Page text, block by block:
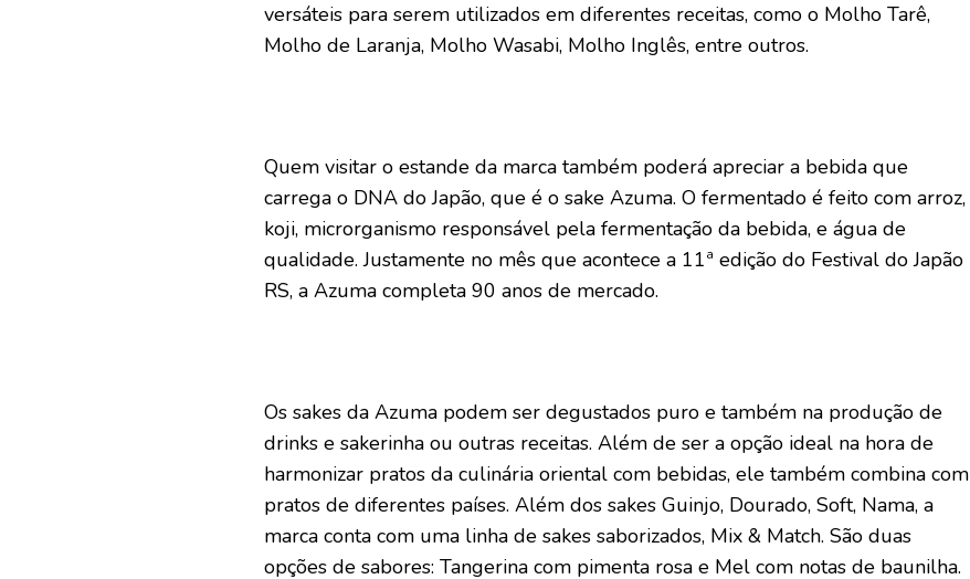
versáteis para serem utilizados em diferentes receitas, como o Molho Tarê,
Molho de Laranja, Molho Wasabi, Molho Inglês, entre outros.
Quem visitar o estande da marca também poderá apreciar a bebida que
carrega o DNA do Japão, que é o sake Azuma. O fermentado é feito com arroz,
koji, microrganismo responsável pela fermentação da bebida, e água de
qualidade. Justamente no mês que acontece a 11ª edição do Festival do Japão
RS, a Azuma completa 90 anos de mercado.
Os sakes da Azuma podem ser degustados puro e também na produção de
drinks e sakerinha ou outras receitas. Além de ser a opção ideal na hora de
harmonizar pratos da culinária oriental com bebidas, ele também combina com
pratos de diferentes países. Além dos sakes Guinjo, Dourado, Soft, Nama, a
marca conta com uma linha de sakes saborizados, Mix & Match. São duas
opções de sabores: Tangerina com pimenta rosa e Mel com notas de baunilha.